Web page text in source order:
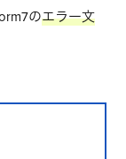
のエラー文